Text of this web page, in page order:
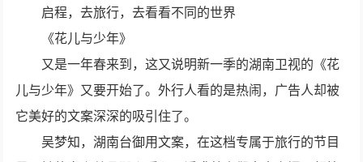
启程，去旅行，去看看不同的世界
《花儿与少年》
又是一年春来到，这又说明新一季的湖南卫视的《花
儿与少年》又要开始了。外行人看的是热闹，广告人却被
它美好的文案深深的吸引住了。
吴梦知，湖南台御用文案，在这档专属于旅行的节目